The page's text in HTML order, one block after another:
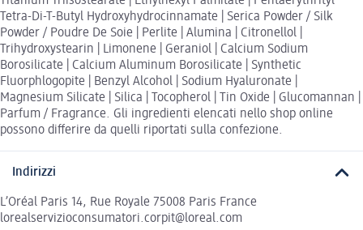
Tetra-Di-T-Butyl Hydroxyhydrocinnamate | Serica Powder / Silk
Powder / Poudre De Soie | Perlite | Alumina | Citronellol |
Trihydroxystearin | Limonene | Geraniol | Calcium Sodium
Borosilicate | Calcium Aluminum Borosilicate | Synthetic
Fluorphlogopite | Benzyl Alcohol | Sodium Hyaluronate |
Magnesium Silicate | Silica | Tocopherol | Tin Oxide | Glucomannan |
Parfum / Fragrance. Gli ingredienti elencati nello shop online
possono differire da quelli riportati sulla confezione.
Indirizzi
L’Oréal Paris 14, Rue Royale 75008 Paris France
lorealservizioconsumatori.corpit@loreal.com